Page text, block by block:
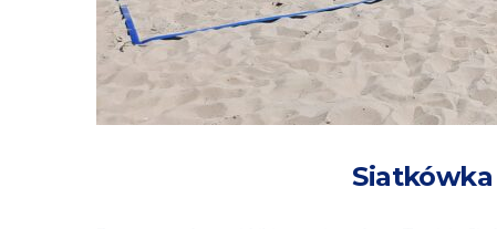
Siatkówka